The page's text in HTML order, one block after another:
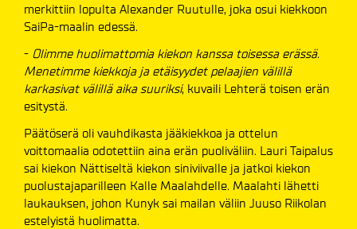
merkittiin lopulta Alexander Ruutulle, joka osui kiekkoon
SaiPa-maalin edessä.
- Olimme huolimattomia kiekon kanssa toisessa erässä.
Menetimme kiekkoja ja etäisyydet pelaajien välillä
karkasivat välillä aika suuriksi, kuvaili Lehterä toisen erän
esitystä.
Päätöserä oli vauhdikasta jääkiekkoa ja ottelun
voittomaalia odotettiin aina erän puoliväliin. Lauri Taipalus
sai kiekon Nättiseltä kiekon siniviivalle ja jatkoi kiekon
puolustajaparilleen Kalle Maalahdelle. Maalahti lähetti
laukauksen, johon Kunyk sai mailan väliin Juuso Riikolan
estelyistä huolimatta.